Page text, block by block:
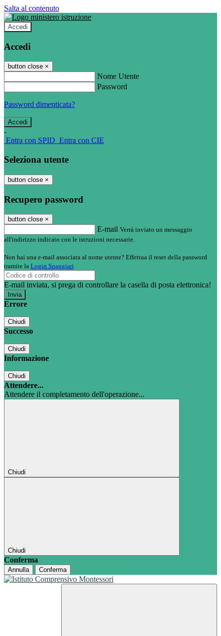
Salta al contenuto
Accedi
Accedi
button close ×
Nome Utente
Password
Password dimenticata?
-
Entra con SPID Entra con CIE
Seleziona utente
button close ×
Recupero password
button close ×
E-mail Verrà inviato un messaggio
all'indirizzo indicato con le istruzioni necessarie.
Non hai una e-mail associata al nome utente? Effettua il reset della password
tramite la Login Spaggiari
E-mail inviata, si prega di controllare la casella di posta elettronica!
Errore
Chiudi
Successo
Chiudi
Informazione
Chiudi
Attendere...
Attendere il completamento dell'operazione...
Chiudi
Chiudi
Conferma
Annulla Conferma